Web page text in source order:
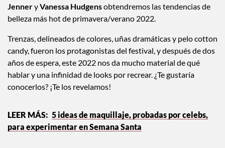
JenneryVanessa Hudgensobtendremos las tendencias de
belleza más hot de primavera/verano 2022.
Trenzas, delineados de colores, uñas dramáticas y pelo cotton
candy, fueron los protagonistas del festival, y después de dos
años de espera, este 2022 nos da mucho material de qué
hablar y una infinidad de looks por recrear. ¿Te gustaría
conocerlos? ¡Te los revelamos!
5 ideas de maquillaje, probadas por celebs,
para experimentar en Semana Santa